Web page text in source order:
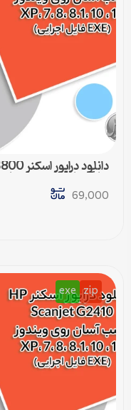
سازگار با تمام ویندوزها
69,000
zip
exe